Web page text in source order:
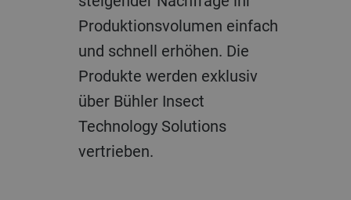
Produktionsvolumen einfach
und schnell erhöhen. Die
Produkte werden exklusiv
über Bühler Insect
Technology Solutions
vertrieben.